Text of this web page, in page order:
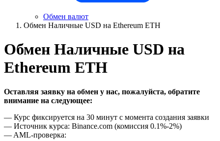
Обмен валют
Обмен Наличные USD на Ethereum ETH
Обмен Наличные USD на
Ethereum ETH
Оставляя заявку на обмен у нас, пожалуйста, обратите
внимание на следующее:
— Курс фиксируется на 30 минут с момента создания заявки
— Источник курса: Binance.com (комиссия 0.1%-2%)
— AML-проверка: